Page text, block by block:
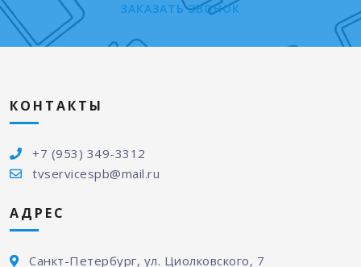
ЗАКАЗАТЬ ЗВОНОК
КОНТАКТЫ
+7 (953) 349-3312
tvservicespb@mail.ru
АДРЕС
Санкт-Петербург, ул. Циолковского, 7